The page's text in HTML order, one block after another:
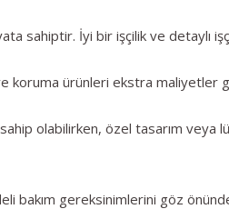
sahiptir. İyi bir işçilik ve detaylı
koruma ürünleri ekstra maliyetler
olabilirken, özel tasarım veya
bakım gereksinimlerini göz